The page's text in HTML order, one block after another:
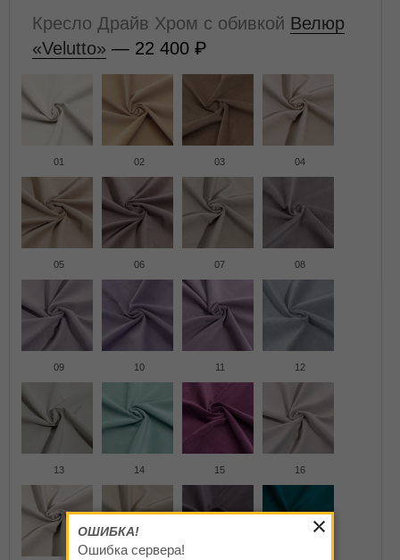
Кресло Драйв Хром с обивкой Велюр
«Velutto» — 22 400
01 02 03 04
05 06 07 08
09 10 11 12
13 14 15 16
ОШИБКА!
Ошибка сервера!